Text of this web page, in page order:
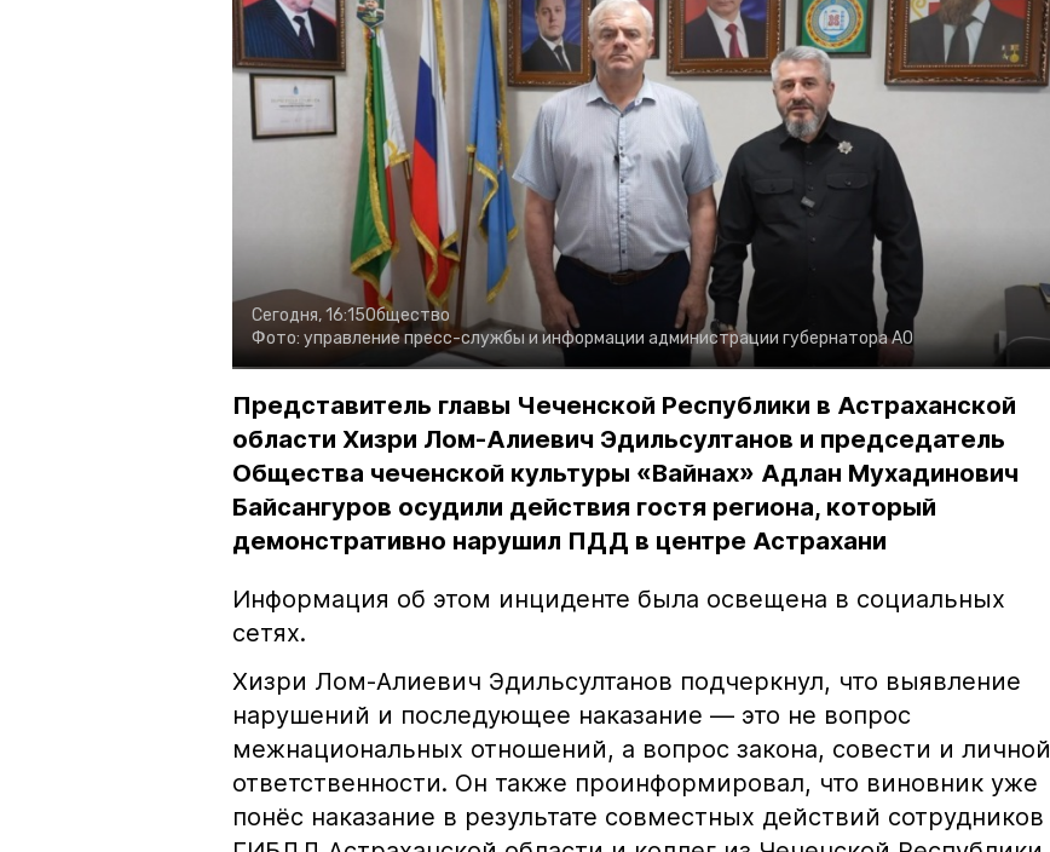
Сегодня, 16:15Общество
Фото: управление пресс-службы и информации администрации губернатора АО
Представитель главы Чеченской Республики в Астраханской
области Хизри Лом-Алиевич Эдильсултанов и председатель
Общества чеченской культуры «Вайнах» Адлан Мухадинович
Байсангуров осудили действия гостя региона, который
демонстративно нарушил ПДД в центре Астрахани
Информация об этом инциденте была освещена в социальных
сетях.
Хизри Лом-Алиевич Эдильсултанов подчеркнул, что выявление
нарушений и последующее наказание — это не вопрос
межнациональных отношений, а вопрос закона, совести и личной
ответственности. Он также проинформировал, что виновник уже
понёс наказание в результате совместных действий сотрудников